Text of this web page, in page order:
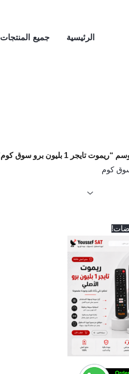
الرئيسية جميع المنتجات
1 بليون برو سوق كوم”
السعر
الحالي